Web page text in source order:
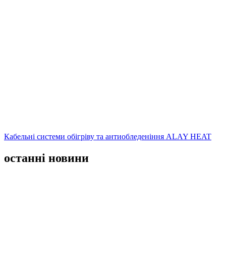
Кабельні системи обігріву та антиобледеніння ALAY HEAT
останні новини